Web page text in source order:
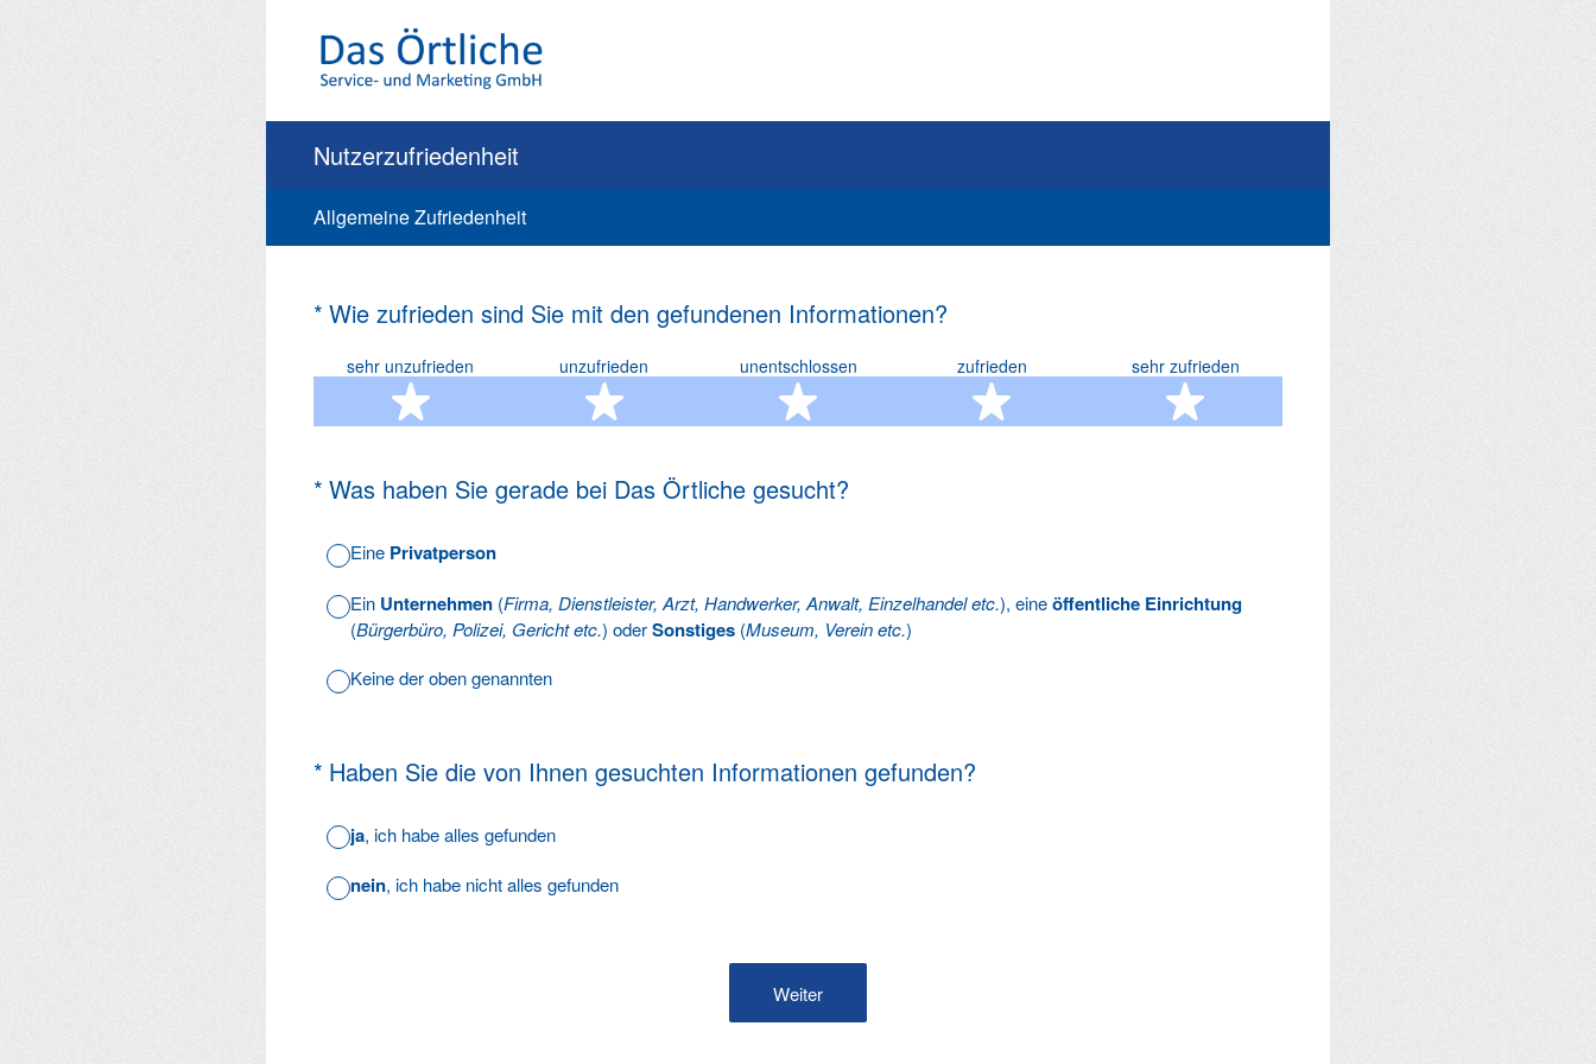
Nutzerzufriedenheit
Allgemeine Zufriedenheit
* Wie zufrieden sind Sie mit den gefundenen Informationen?
(Erforderlich.)
sehr unzufrieden
1 Stern
unzufrieden
2 Sterne
unentschlossen
3 Sterne
zufrieden
4 Sterne
sehr zufrieden
5 Sterne
* Was haben Sie gerade bei Das Örtliche gesucht?
(Erforderlich.)
Eine Privatperson
Ein Unternehmen (Firma, Dienstleister, Arzt, Handwerker, Anwalt, Einzelhandel etc.), eineöffentliche Einrichtung
(Bürgerbüro, Polizei, Gericht etc.) oderSonstiges (Museum, Verein etc.)
Keine der oben genannten
* Haben Sie die von Ihnen gesuchten Informationen gefunden?
(Erforderlich.)
ja, ich habe alles gefunden
nein, ich habe nicht alles gefunden
Weiter